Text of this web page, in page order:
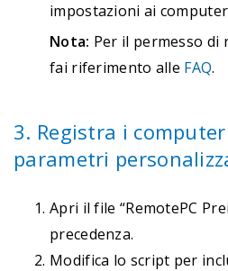
impostazioni ai
Nota: Per il permesso di
fai riferimento alle FAQ.
3. Registra i
parametri
Apri il file “RemotePC
precedenza.
Modifica lo script per